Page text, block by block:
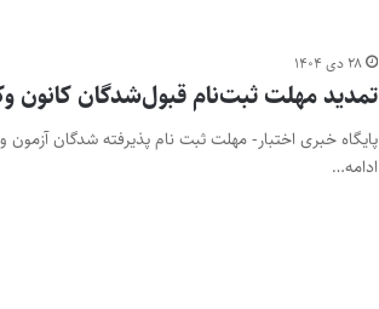
۲۸ دی ۱۴۰۴
تمدید مهلت ثبت‌نام قبول‌شدگان کانون
ادامه…